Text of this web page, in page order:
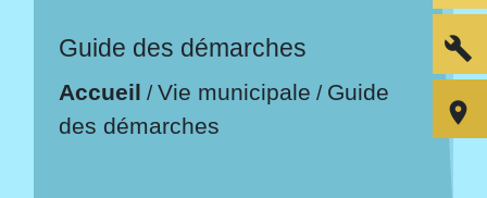
Guide des démarches
Accueil /Vie municipale / Guide
des démarches
build
room